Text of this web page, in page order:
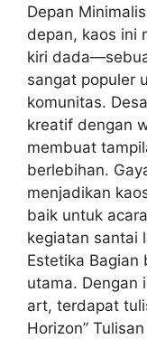
Depan
depan, kaos ini
kiri
sangat populer
komunitas.
kreatif dengan
membuat
berlebihan.
menjadikan
baik untuk
kegiatan santai
Estetika Bagian
utama. Dengan
art, terdapat
Horizon”